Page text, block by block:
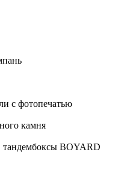
с фотопечатью
камня
BOYARD